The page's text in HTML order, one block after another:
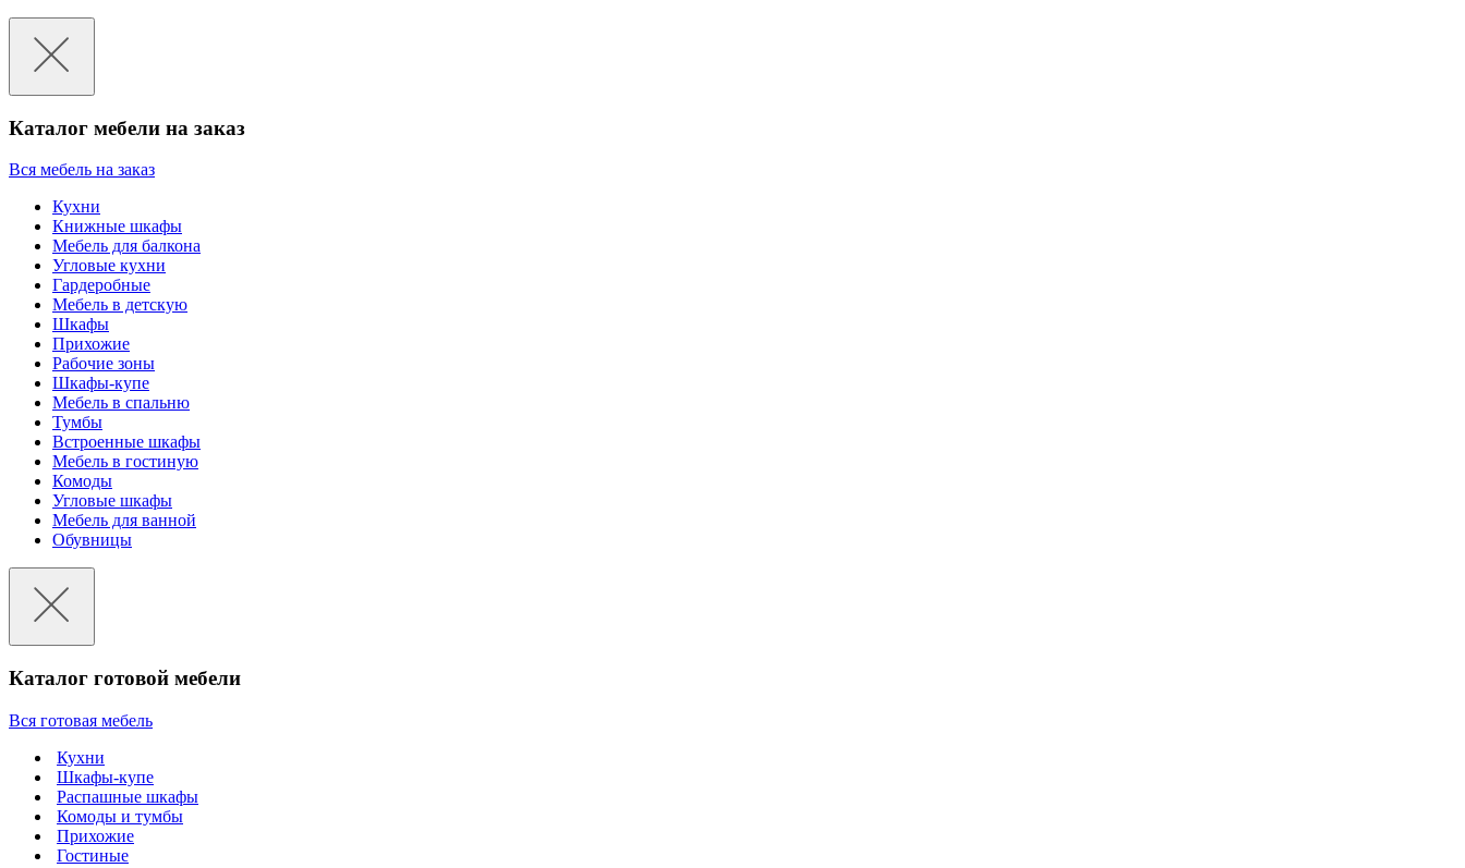
Каталог мебели на заказ
Вся мебель на заказ
Кухни
Книжные шкафы
Мебель для балкона
Угловые кухни
Гардеробные
Мебель в детскую
Шкафы
Прихожие
Рабочие зоны
Шкафы-купе
Мебель в спальню
Тумбы
Встроенные шкафы
Мебель в гостиную
Комоды
Угловые шкафы
Мебель для ванной
Обувницы
Каталог готовой мебели
Вся готовая мебель
Кухни
Шкафы-купе
Распашные шкафы
Комоды и тумбы
Прихожие
Гостиные